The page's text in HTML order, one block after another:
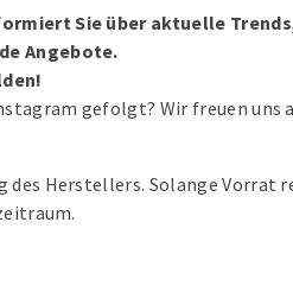
Sie über aktuelle
Angebote.
gefolgt? Wir freuen uns
Herstellers. Solange Vorrat